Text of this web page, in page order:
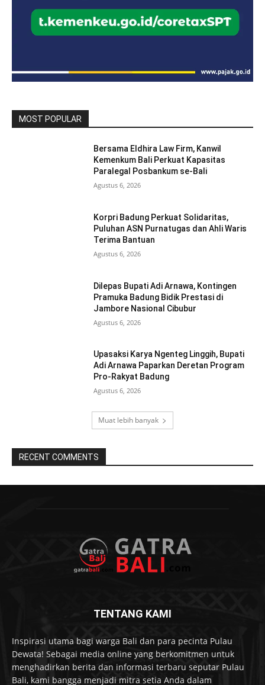
MOST POPULAR
Bersama Eldhira Law Firm, Kanwil
Kemenkum Bali Perkuat Kapasitas
Paralegal Posbankum se-Bali
Agustus 6, 2026
Korpri Badung Perkuat Solidaritas,
Puluhan ASN Purnatugas dan Ahli Waris
Terima Bantuan
Agustus 6, 2026
Dilepas Bupati Adi Arnawa, Kontingen
Pramuka Badung Bidik Prestasi di
Jambore Nasional Cibubur
Agustus 6, 2026
Upasaksi Karya Ngenteg Linggih, Bupati
Adi Arnawa Paparkan Deretan Program
Pro-Rakyat Badung
Agustus 6, 2026
Muat lebih banyak
RECENT COMMENTS
TENTANG KAMI
Inspirasi utama bagi warga Bali dan para pecinta Pulau
Dewata! Sebagai media online yang berkomitmen untuk
menghadirkan berita dan informasi terbaru seputar Pulau
Bali, kami bangga menjadi mitra setia Anda dalam